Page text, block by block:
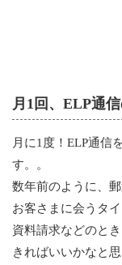
月1回、ELP通
月に1度！ELP通信
す。。
数年前のように、
お客さまに会うタ
資料請求などのと
きればいいかなと